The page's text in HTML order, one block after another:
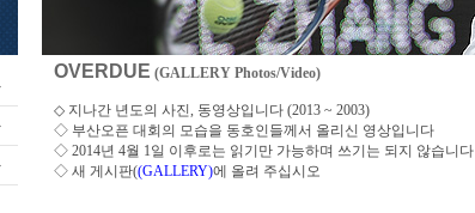
OVERDUE (GALLERY Photos/Video)
◇ 지나간 년도의 사진, 동영상입니다 (2013 ~ 2003)
◇ 부산오픈 대회의 모습을 동호인들께서 올리신 영상입니다
◇ 2014년 4월 1일 이후로는 읽기만 가능하며 쓰기는 되지 않습니다
◇ 새 게시판((GALLERY)에 올려 주십시오